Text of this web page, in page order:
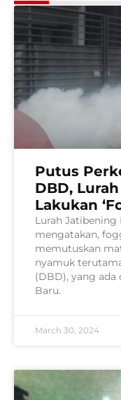
Putus
DBD,
Lakukan
Lurah Jatibening
mengatakan,
memutuskan
nyamuk
(DBD), yang
Baru.
March 30, 2024